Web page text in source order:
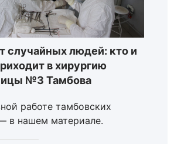
случайных людей: кто и
в хирургию
№3 Тамбова
работе тамбовских
в нашем материале.